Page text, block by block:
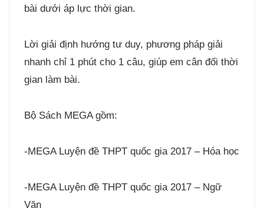
bài dưới áp lực thời gian.
Lời giải định hướng tư duy, phương pháp giải
nhanh chỉ 1 phút cho 1 câu, giúp em cân đối thời
gian làm bài.
Bộ Sách MEGA gồm:
-MEGA Luyện đề THPT quốc gia 2017 – Hóa học
-MEGA Luyện đề THPT quốc gia 2017 – Ngữ
Văn